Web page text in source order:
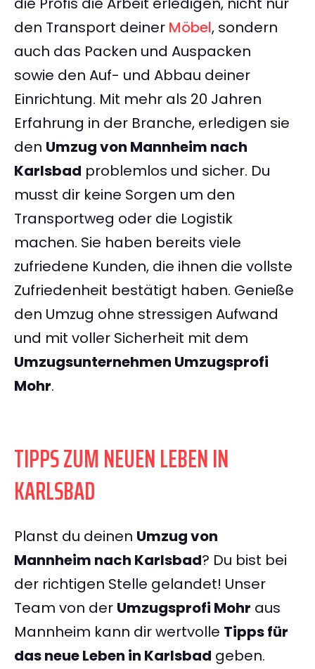
den Transport deiner Möbel, sondern
auch das Packen und Auspacken
sowie den Auf- und Abbau deiner
Einrichtung. Mit mehr als 20 Jahren
Erfahrung in der Branche, erledigen sie
den Umzug von Mannheim nach
Karlsbad problemlos und sicher. Du
musst dir keine Sorgen um den
Transportweg oder die Logistik
machen. Sie haben bereits viele
zufriedene Kunden, die ihnen die vollste
Zufriedenheit bestätigt haben. Genieße
den Umzug ohne stressigen Aufwand
und mit voller Sicherheit mit dem
Umzugsunternehmen Umzugsprofi
Mohr.
TIPPS ZUM NEUEN LEBEN IN
KARLSBAD
Planst du deinen Umzug von
Mannheim nach Karlsbad? Du bist bei
der richtigen Stelle gelandet! Unser
Team von der Umzugsprofi Mohr aus
Mannheim kann dir wertvolle Tipps für
das neue Leben in Karlsbad geben.